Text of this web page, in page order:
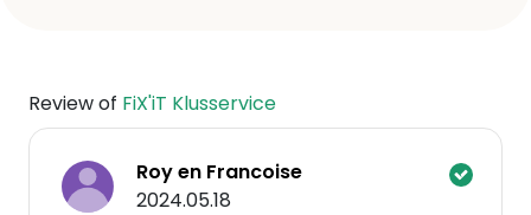
Review of FiX'iT Klusservice
Roy en Francoise
2024.05.18